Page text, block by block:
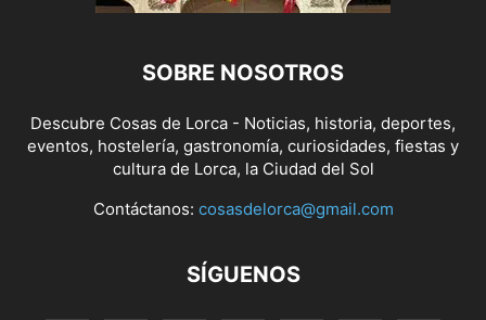
SOBRE NOSOTROS
Descubre Cosas de Lorca - Noticias, historia, deportes,
eventos, hostelería, gastronomía, curiosidades, fiestas y
cultura de Lorca, la Ciudad del Sol
Contáctanos: cosasdelorca@gmail.com
SÍGUENOS